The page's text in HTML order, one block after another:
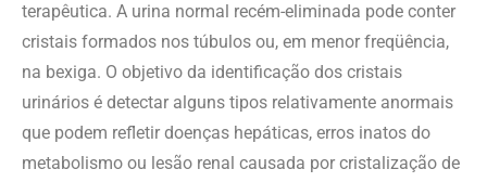
terapêutica. A urina normal recém-eliminada pode conter
cristais formados nos túbulos ou, em menor freqüência,
na bexiga. O objetivo da identificação dos cristais
urinários é detectar alguns tipos relativamente anormais
que podem refletir doenças hepáticas, erros inatos do
metabolismo ou lesão renal causada por cristalização de